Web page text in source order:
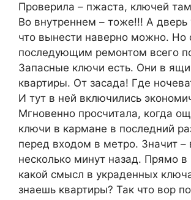
Проверила – пжаста, ключей
Во внутреннем – тоже!!! А дверь
что вынести наверно можно. Но
последующим ремонтом всего
Запасные ключи есть. Они в
квартиры. От засада! Где
И тут в ней включились
Мгновенно просчитала, когда
ключи в кармане в последний
перед входом в метро. Значит
несколько минут назад. Прямо
какой смысл в украденных
знаешь квартиры? Так что вор